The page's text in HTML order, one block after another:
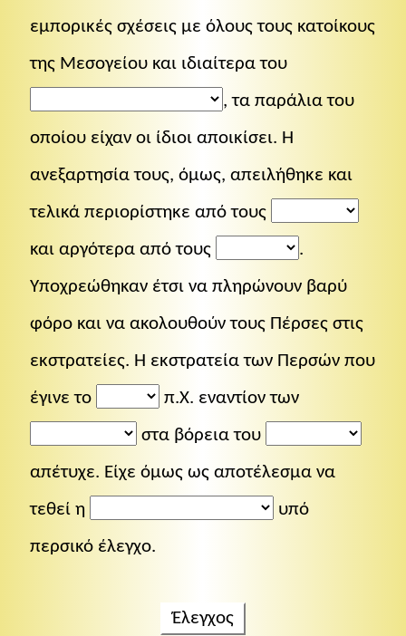
εμπορικές σχέσεις με όλους τους κατοίκους
της Μεσογείου και ιδιαίτερα του
, τα παράλια του
οποίου είχαν οι ίδιοι αποικίσει. Η
ανεξαρτησία τους, όμως, απειλήθηκε και
τελικά περιορίστηκε από τους
και αργότερα από τους
.
Yποχρεώθηκαν έτσι να πληρώνουν βαρύ
φόρο και να ακολουθούν τους Πέρσες στις
εκστρατείες. Η εκστρατεία των Περσών που
έγινε το
π.Χ. εναντίον των
στα βόρεια του
απέτυχε. Είχε όμως ως αποτέλεσμα να
τεθεί η
υπό
περσικό έλεγχο.
Έλεγχος